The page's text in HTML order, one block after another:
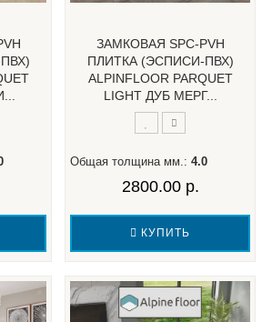
ЗАМКОВАЯ SPC-PVH
ПЛИТКА (ЭСПИСИ-ПВХ)
ALPINFLOOR PARQUET
LIGHT ДУБ МЕРГ...
Общая толщина мм.: 4.0
2800.00 р.
КУПИТЬ